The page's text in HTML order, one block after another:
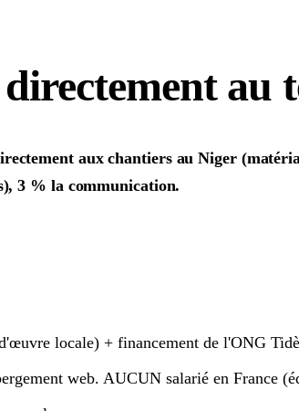
au
aux chantiers au Niger
3 % la communication.
locale) + financement de l'ONG
web. AUCUN salarié en France